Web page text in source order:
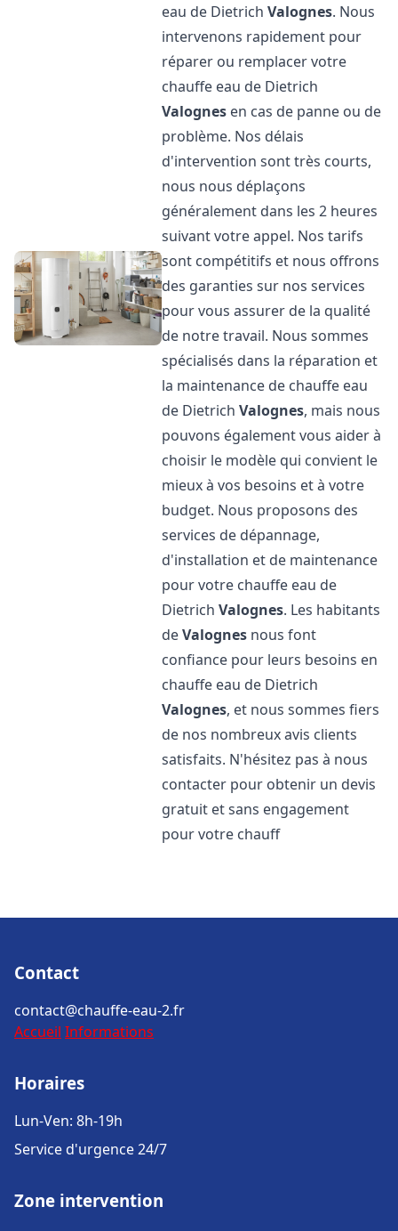
eau de DietrichValognes. Nous
intervenons rapidement pour
réparer ou remplacer votre
chauffe eau de Dietrich
Valognes en cas de panne ou de
problème. Nos délais
d'intervention sont très courts,
nous nous déplaçons
généralement dans les 2 heures
suivant votre appel. Nos tarifs
sont compétitifs et nous offrons
des garanties sur nos services
pour vous assurer de la qualité
de notre travail. Nous sommes
spécialisés dans la réparation et
la maintenance de chauffe eau
de DietrichValognes, mais nous
pouvons également vous aider à
choisir le modèle qui convient le
mieux à vos besoins et à votre
budget. Nous proposons des
services de dépannage,
d'installation et de maintenance
pour votre chauffe eau de
DietrichValognes. Les habitants
deValognes nous font
confiance pour leurs besoins en
chauffe eau de Dietrich
Valognes, et nous sommes fiers
de nos nombreux avis clients
satisfaits. N'hésitez pas à nous
contacter pour obtenir un devis
gratuit et sans engagement
pour votre chauff
Contact
contact@chauffe-eau-2.fr
Accueil Informations
Horaires
Lun-Ven: 8h-19h
Service d'urgence 24/7
Zone intervention